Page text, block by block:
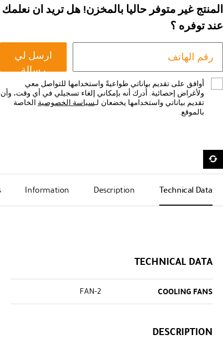
المنتج غير متوفر حاليا بالمخزن! هل تريد ان نعلمك
عند توفره ؟
ارسل لي
رسالة
أوافق على تقديم بياناتي طواعيةً واستخدامها للتواصل معي
ولأغراض إحصائية. أُدرك أنه بإمكاني إلغاء تسجيلي في أي وقت، وأن
تقديم بياناتي واستخدامها يخضعان لـسياسة الخصوصية الخاصة
بالموقع.
Technical Data
Description
Information
TECHNICAL DATA
COOLING FANS
2-FAN
DESCRIPTION